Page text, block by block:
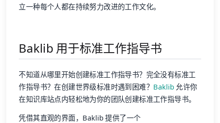
立一种每个人都在持续努力改进的工作文化。
Baklib 用于标准工作指导书
不知道从哪里开始创建标准工作指导书？完全没有标准工
作指导书？在创建世界级标准时遇到困难？ Baklib 允许你
在知识库站点内轻松地为你的团队创建标准工作指导书。
凭借其直观的界面，Baklib 提供了一个